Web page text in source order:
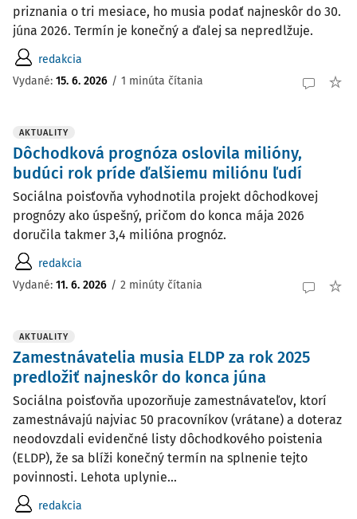
priznania o tri mesiace, ho musia podať najneskôr do 30.
júna 2026. Termín je konečný a ďalej sa nepredlžuje.
redakcia
Vydané: 15. 6. 2026 / 1 minúta čítania
AKTUALITY
Dôchodková prognóza oslovila milióny,
budúci rok príde ďalšiemu miliónu ľudí
Sociálna poisťovňa vyhodnotila projekt dôchodkovej
prognózy ako úspešný, pričom do konca mája 2026
doručila takmer 3,4 milióna prognóz.
redakcia
Vydané: 11. 6. 2026 / 2 minúty čítania
AKTUALITY
Zamestnávatelia musia ELDP za rok 2025
predložiť najneskôr do konca júna
Sociálna poisťovňa upozorňuje zamestnávateľov, ktorí
zamestnávajú najviac 50 pracovníkov (vrátane) a doteraz
neodovzdali evidenčné listy dôchodkového poistenia
(ELDP), že sa blíži konečný termín na splnenie tejto
povinnosti. Lehota uplynie...
redakcia